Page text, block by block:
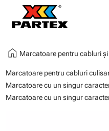
home Marcatoare pentru cabluri
Marcatoare pentru cabluri
Marcatoare cu un singur
Marcatoare cu un singur